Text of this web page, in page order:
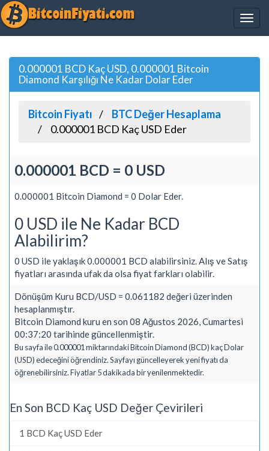
0.000001 BCD Kaç USD, 0.000001 Bitcoin
Diamond Karşılığı Ne Kadar Dolar Eder
Bitcoin Fiyatı
BTC Değer Hesaplama
0.000001 BCD Kaç USD Eder
0.000001 BCD = 0 USD
0.000001 Bitcoin Diamond = 0 Dolar Eder.
0 USD ile Ne Kadar BCD
Alabilirim?
0 USD ile yaklaşık 0.000001 BCD alabilirsiniz. Alış ve Satış
fiyatları arasında ufak da olsa fiyat farkları olabilir.
Dönüşüm Kuru BCD/USD = 0.061182 değeri üzerinden
hesaplanmıştır.
Bitcoin Diamond kuru en son 08 Ağustos 2026, Cumartesi
00:37:20 tarihinde güncellenmiştir.
Bu sayfa ile 0.000001 miktarındaki Bitcoin Diamond (BCD) kaç Dolar
(USD) edeceğini öğrendiniz. Sayfayı güncelleyerek yeni fiyatı da
öğrenebilirsiniz. Fiyatlar 5 dakikada bir yenilenmektedir.
En Son BCD Kaç USD Değer Çevirileri
1 BCD Kaç USD Eder